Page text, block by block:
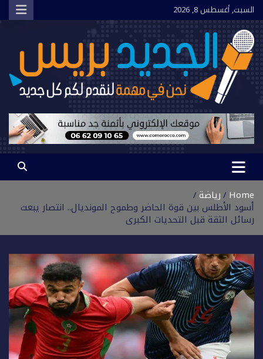
Skip
to
content
السبت, أغسطس 8, 2026
الجديد بريس
نحن في مهمة لنقدم لكم كل جديد
Home رياضة
أسود الأطلس بين قوة الحاضر وطموح المونديال.. انتصار يبعث
رسائل الثقة قبل التحديات الكبرى